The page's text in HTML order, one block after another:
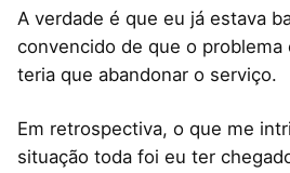
A verdade é que eu já estava
convencido de que o problema
teria que abandonar o serviço.
Em retrospectiva, o que me
situação toda foi eu ter